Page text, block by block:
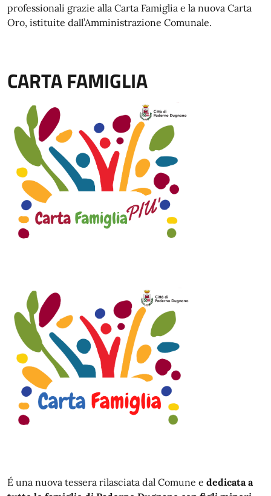
professionali grazie alla Carta Famiglia e la nuova Carta
Oro, istituite dall’Amministrazione Comunale.
CARTA FAMIGLIA
É una nuova tessera rilasciata dal Comune e dedicata a